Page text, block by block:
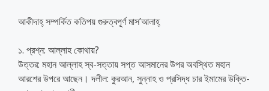
আকীদাহ্ সম্পর্কিত কতিপয় গুরুত্বপূর্ণ মাস’আলাহ্
১. প্রশ্ন: আল্লাহ কোথায়?
উত্তর: মহান আল্লাহ স্ব-সত্তায় সপ্ত আসমানের উপর অবস্থিত মহান
আরশের উপরে আছেন। দলীল: কুরআন, সুন্নাহ ও প্রসিদ্ধ চার ইমামের উক্তি-